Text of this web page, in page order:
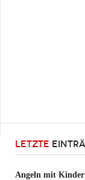
LETZTE
Angeln mit